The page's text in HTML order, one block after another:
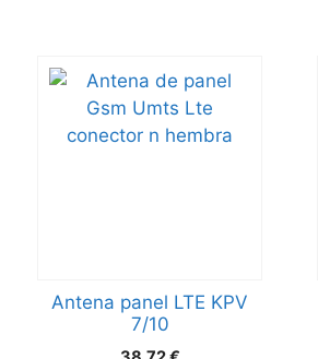
Antena panel LTE KPV
7/10